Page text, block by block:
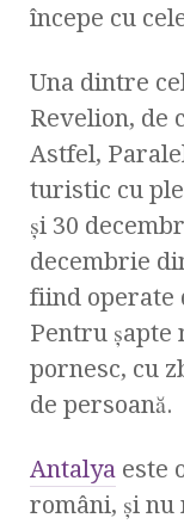
începe cu
Una dintre
Revelion, de
Astfel,
turistic cu
și 30
decembrie
fiind operate
Pentru șapte
pornesc, cu
de persoană.
Antalya este
români, și nu